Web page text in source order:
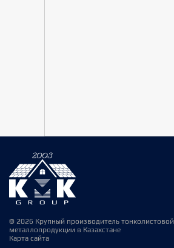
© 2026 Крупный производитель тонколистовой
металлопродукции в Казахстане
Карта сайта